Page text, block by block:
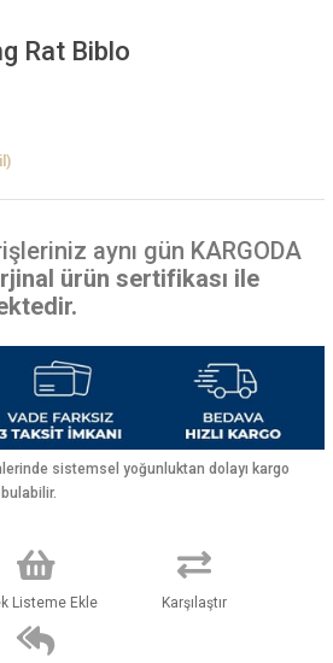
Rat Biblo
aynı gün KARGODA
ürün sertifikası ile
sistemsel yoğunluktan dolayı kargo
Listeme Ekle Karşılaştır